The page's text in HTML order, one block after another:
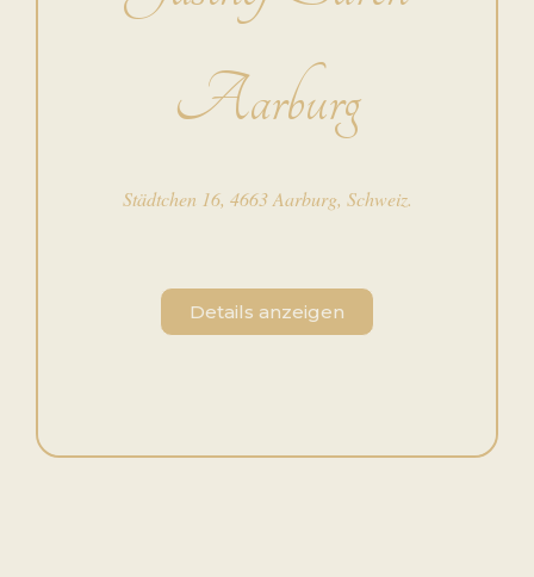
Aarburg
Städtchen 16, 4663 Aarburg, Schweiz.
Details anzeigen